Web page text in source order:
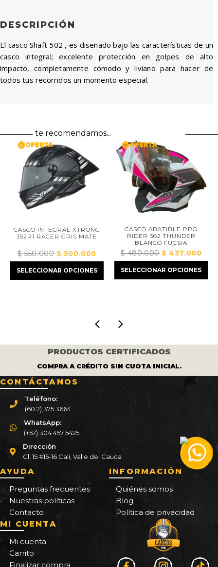
DESCRIPCIÓN
El casco Shaft 502 , es diseñado bajo las características de un
casco integral; excelente protección en golpes de alto
impacto, completamente cómodo y liviano para hacer de
todos tus recorridos un momento especial.
te recomendamos...
CASCO INTEGRAL XTRONG
352R1 RACER GRIS MATE
$550.000 El
precio
original
$500.000El
precio
actual
SELECCIONAR OPCIONES
CASCO ABATIBLE PRO
RIDER 362 THUNDER
BLANCO FUCSIA
$480.000 El
precio
original
$437.000El
SELECCIONAR OPCIONES
PRODUCTOS CERTIFICADOS
COMPRA A CRÉDITO SIN CUOTA INICIAL.
CONTÁCTANOS
Teléfono:
(60 2) 375 3664
WhatsApp:
(+57) 304 457 5425
Dirección
Cl. 15 #15-16 Cali, Valle del Cauca
AYUDA
Preguntas frecuentes
Nuestras políticas
Contacto
INFORMACIÓN
Quiénes somos
Blog
Política de privacidad
MI CUENTA
Mi cuenta
Carrito
Finalizar compra